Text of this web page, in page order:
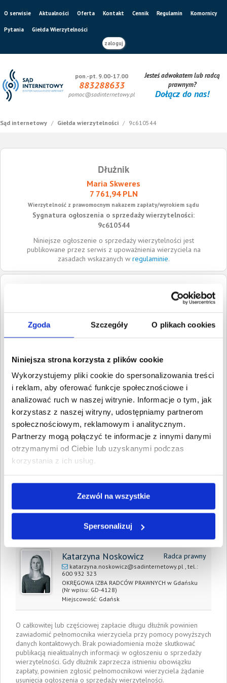
Zgoda Szczegóły O plikach cookies
Niniejsza strona korzysta z plików cookie
Wykorzystujemy pliki cookie do spersonalizowania treści
i reklam, aby oferować funkcje społecznościowe i
analizować ruch w naszej witrynie. Informacje o tym, jak
korzystasz z naszej witryny, udostępniamy partnerom
społecznościowym, reklamowym i analitycznym.
Partnerzy mogą połączyć te informacje z innymi danymi
otrzymanymi od Ciebie lub uzyskanymi podczas
korzystania z ich usług.
Zezwól na wszystkie
Spersonalizuj
O serwisie Aktualności Oferta Kontakt Cennik Regulamin Komornicy
Pytania
Giełda Wierzytelności
zaloguj
pon.-pt. 9.00-17.00
883288633
pomoc@sadinternetowy.pl
Jesteś adwokatem lub radcą
prawnym?
Dołącz do nas!
Sąd internetowy / Giełda wierzytelności / 9c610544
Dłużnik
Maria Skweres
7 761,94 PLN
Wierzytelność z prawomocnym nakazem zapłaty/wyrokiem sądu
Sygnatura ogłoszenia o sprzedaży wierzytelności:
9c610544
Niniejsze ogłoszenie o sprzedaży wierzytelności jest
publikowane przez serwis z upoważnienia wierzyciela na
zasadach wskazanych w regulaminie.
Roszczenia:
listopada 2021
W sumie: Wartość:6 461,55 PLN
Koszty sądowe:
Spłacono:
0,00 PLN
Całkowita
wartość wierzytelności:
7 761,94 PLN
Prawomocny nakaz
25 stycznia 2022
Pełnomocnik wierzyciela:
Katarzyna Noskowicz Radca prawny
katarzyna.noskowicz@sadinternetowy.pl , tel.:
600 932 323
OKRĘGOWA IZBA RADCÓW PRAWNYCH w Gdańsku
(Nr wpisu: GD-4128)
Miejscowość: Gdańsk
O całkowitej lub częściowej zapłacie długu dłużnik powinien
zawiadomić pełnomocnika wierzyciela przy pomocy powyższych
danych kontaktowych. Brak powiadomienia może skutkować
publikacją nieaktualnych informacji w ogłoszeniu o sprzedaży
wierzytelności. Gdy dłużnik zaprzecza istnieniu obowiązku
zapłaty, powinien zgłosić pełnomocnikowi wierzyciela żądanie
usunięcia ogłoszenia o sprzedaży wierzytelności.